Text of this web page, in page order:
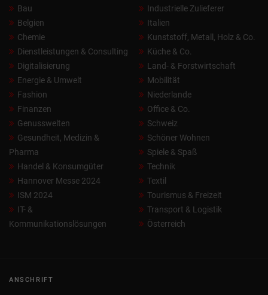
Bau
Belgien
Chemie
Dienstleistungen & Consulting
Digitalisierung
Energie & Umwelt
Fashion
Finanzen
Genusswelten
Gesundheit, Medizin &
Pharma
Handel & Konsumgüter
Hannover Messe 2024
ISM 2024
IT- &
Kommunikationslösungen
Industrielle Zulieferer
Italien
Kunststoff, Metall, Holz & Co.
Küche & Co.
Land- & Forstwirtschaft
Mobilität
Niederlande
Office & Co.
Schweiz
Schöner Wohnen
Spiele & Spaß
Technik
Textil
Tourismus & Freizeit
Transport & Logistik
Österreich
ANSCHRIFT